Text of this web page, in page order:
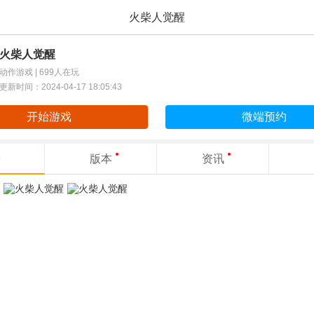
火柴人觉醒
火柴人觉醒
动作游戏 | 699人在玩
更新时间：2024-04-17 18:05:43
开始游戏 微端预约
版本 资讯